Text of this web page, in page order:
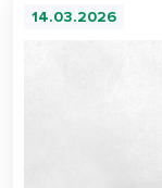
14.03.2026